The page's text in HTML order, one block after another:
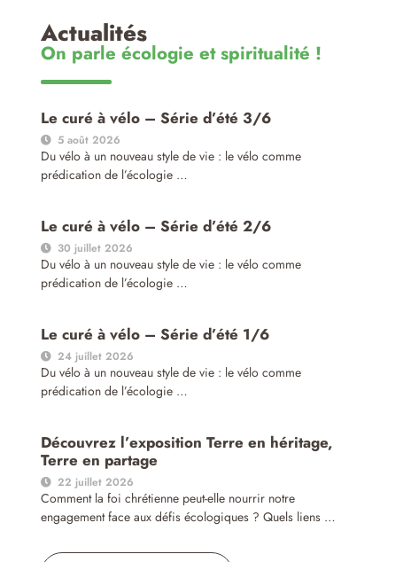
Actualités
On parle écologie et spiritualité !
Le curé à vélo – Série d’été 3/6
5 août 2026
Du vélo à un nouveau style de vie : le vélo comme
prédication de l’écologie …
Le curé à vélo – Série d’été 2/6
30 juillet 2026
Du vélo à un nouveau style de vie : le vélo comme
prédication de l’écologie …
Le curé à vélo – Série d’été 1/6
24 juillet 2026
Du vélo à un nouveau style de vie : le vélo comme
prédication de l’écologie …
Découvrez l’exposition Terre en héritage,
Terre en partage
22 juillet 2026
Comment la foi chrétienne peut-elle nourrir notre
engagement face aux défis écologiques ? Quels liens …